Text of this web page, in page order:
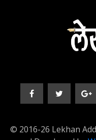
© 2016-26 Lekhan